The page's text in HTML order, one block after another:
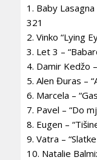
1. Baby
321
2. Vinko “Lying
3. Let 3 –
4. Damir Kedžo
5. Alen Đuras –
6. Marcela –
7. Pavel – “Do
8. Eugen –
9. Vatra –
10. Natalie